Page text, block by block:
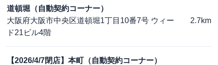
道頓堀（自動契約コーナー）
大阪府大阪市中央区道頓堀1丁目10番7号 ウィー
ド21ビル4階
2.7km
【2026/4/7閉店】本町（自動契約コーナー）